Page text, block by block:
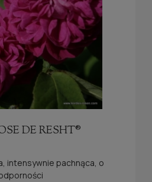
DE RESHT®
intensywnie pachnąca, o